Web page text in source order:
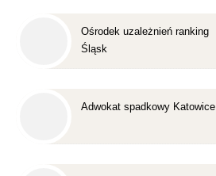
Ośrodek uzależnień ranking
Śląsk
Adwokat spadkowy Katowice